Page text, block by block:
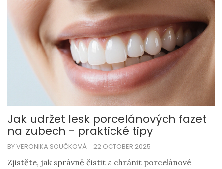
Jak udržet lesk porcelánových fazet
na zubech - praktické tipy
BY VERONIKA SOUČKOVÁ 22 OCTOBER 2025
Zjistěte, jak správně čistit a chránit porcelánové